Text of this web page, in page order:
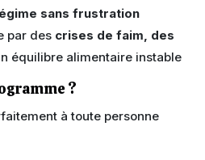
sans frustration
par des crises de faim, des
équilibre alimentaire instable
?
à toute personne